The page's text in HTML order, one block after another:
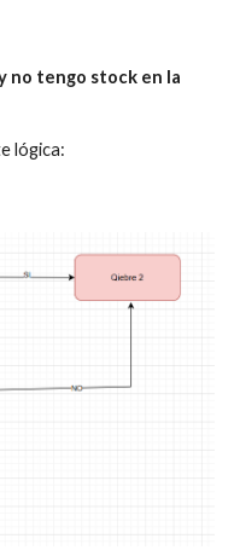
no tengo stock en la
lógica: